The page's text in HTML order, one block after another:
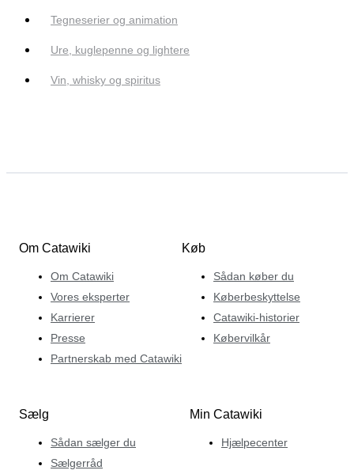
Tegneserier og animation
Ure, kuglepenne og lightere
Vin, whisky og spiritus
Om Catawiki
Om Catawiki
Vores eksperter
Karrierer
Presse
Partnerskab med Catawiki
Køb
Sådan køber du
Køberbeskyttelse
Catawiki-historier
Købervilkår
Sælg
Sådan sælger du
Sælgerråd
Min Catawiki
Hjælpecenter